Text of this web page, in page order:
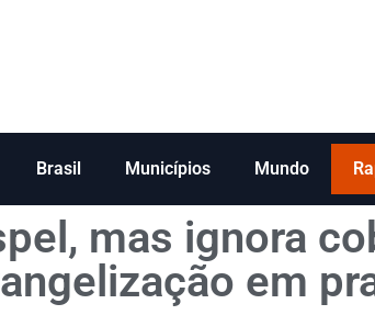
Brasil Municípios Mundo
mas ignora
em